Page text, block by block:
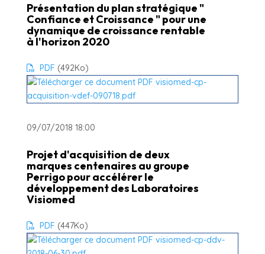
Présentation du plan stratégique "
Confiance et Croissance " pour une
dynamique de croissance rentable
à l'horizon 2020
PDF (492Ko)
09/07/2018 18:00
Projet d'acquisition de deux
marques centenaires au groupe
Perrigo pour accélérer le
développement des Laboratoires
Visiomed
PDF (447Ko)